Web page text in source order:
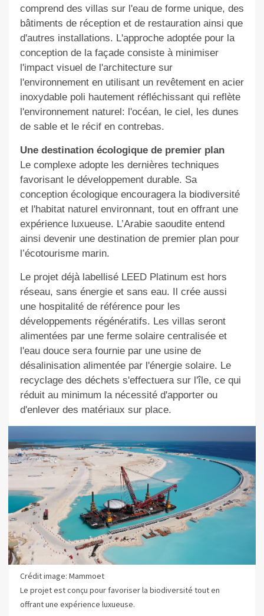
comprend des villas sur l'eau de forme unique, des
bâtiments de réception et de restauration ainsi que
d'autres installations. L'approche adoptée pour la
conception de la façade consiste à minimiser
l'impact visuel de l'architecture sur
l'environnement en utilisant un revêtement en acier
inoxydable poli hautement réfléchissant qui reflète
l'environnement naturel: l'océan, le ciel, les dunes
de sable et le récif en contrebas.
Une destination écologique de premier plan
Le complexe adopte les dernières techniques
favorisant le développement durable. Sa
conception écologique encouragera la biodiversité
et l'habitat naturel environnant, tout en offrant une
expérience luxueuse. L’Arabie saoudite entend
ainsi devenir une destination de premier plan pour
l’écotourisme marin.
Le projet déjà labellisé LEED Platinum est hors
réseau, sans énergie et sans eau. Il crée aussi
une hospitalité de référence pour les
développements régénératifs. Les villas seront
alimentées par une ferme solaire centralisée et
l'eau douce sera fournie par une usine de
désalinisation alimentée par l'énergie solaire. Le
recyclage des déchets s'effectuera sur l'île, ce qui
réduit au minimum la nécessité d'apporter ou
d'enlever des matériaux sur place.
Crédit image: Mammoet
Le projet est conçu pour favoriser la biodiversité tout en
offrant une expérience luxueuse.